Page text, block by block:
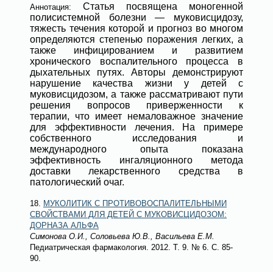
Аннотация: Статья посвящена моногенной
полисистемной болезни — муковисцидозу,
тяжесть течения которой и прогноз во многом
определяются степенью поражения легких, а
также инфицированием и развитием
хронического воспалительного процесса в
дыхательных путях. Авторы демонстрируют
нарушение качества жизни у детей с
муковисцидозом, а также рассматривают пути
решения вопросов приверженности к
терапии, что имеет немаловажное значение
для эффективности лечения. На примере
собственного исследования и
международного опыта показана
эффективность ингаляционного метода
доставки лекарственного средства в
патологический очаг.
18. МУКОЛИТИК С ПРОТИВОВОСПАЛИТЕЛЬНЫМИ
СВОЙСТВАМИ ДЛЯ ДЕТЕЙ С МУКОВИСЦИДОЗОМ:
ДОРНАЗА АЛЬФА
Симонова О.И., Соловьева Ю.В., Васильева Е.М.
Педиатрическая фармакология . 2012. Т. 9. № 6 . С. 85-
90.